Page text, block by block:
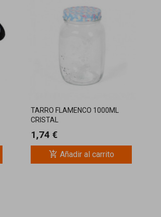
TARRO FLAMENCO 1000ML
CRISTAL
1,74 €
add_shopping_cart Añadir al carrito